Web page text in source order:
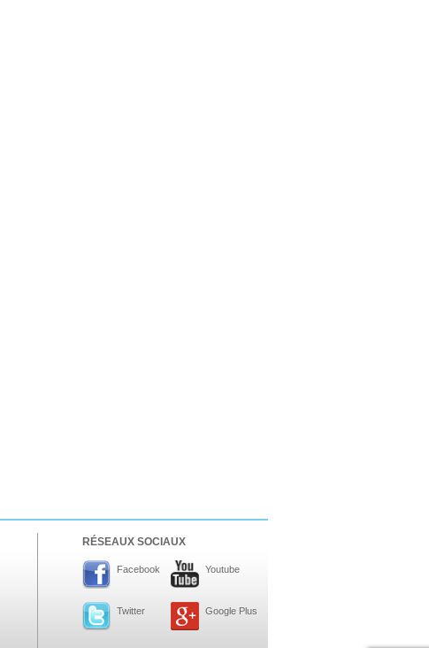
RÉSEAUX SOCIAUX
Facebook Youtube
Twitter Google Plus